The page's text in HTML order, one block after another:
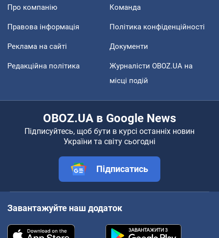
Про компанію Команда
Правова інформація Політика конфіденційності
Реклама на сайті Документи
Редакційна політика
Журналісти OBOZ.UA на
місці подій
OBOZ.UA в Google News
Підписуйтесь, щоб бути в курсі останніх новин
України та світу сьогодні
Підписатись
Завантажуйте наш додаток